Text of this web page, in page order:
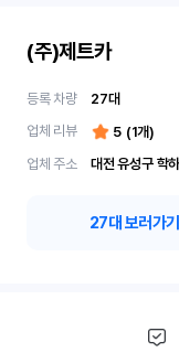
(주)제트카
등록 차량 27대
업체 리뷰
5 (1개)
업체 주소
27대 보러가기